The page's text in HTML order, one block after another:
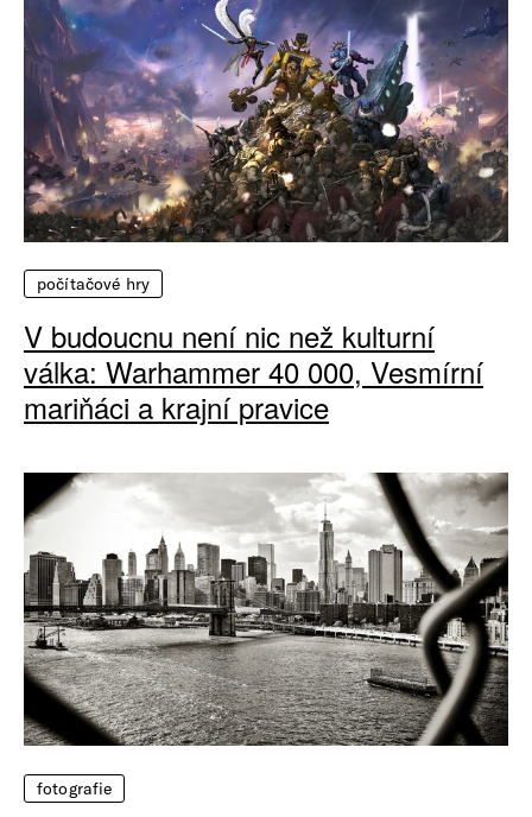
počítačové hry
V budoucnu není nic než kulturní
válka: Warhammer 40 000, Vesmírní
mariňáci a krajní pravice
fotografie